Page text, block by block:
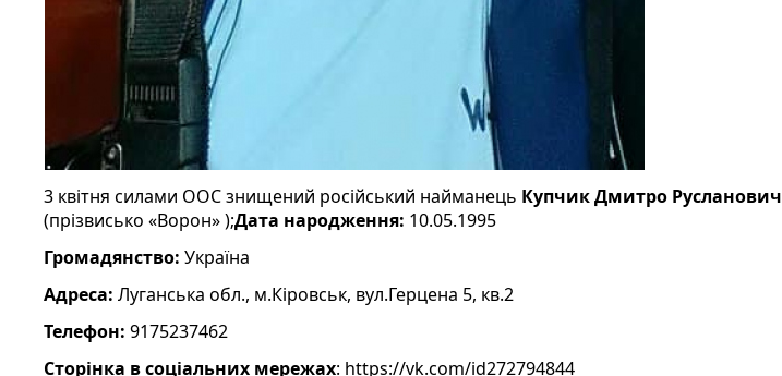
3 квітня силами ООС знищений російський найманець Купчик Дмитро Русланович
(прізвисько «Ворон» );Дата народження: 10.05.1995
Громадянство: Україна
Адреса: Луганська обл., м.Кіровськ, вул.Герцена 5, кв.2
Телефон: 9175237462
Сторінка в соціальних мережах: https://vk.com/id272794844